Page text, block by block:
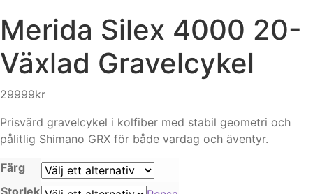
Merida Silex 4000 20-
Växlad Gravelcykel
29999kr
Prisvärd gravelcykel i kolfiber med stabil geometri och
pålitlig Shimano GRX för både vardag och äventyr.
Färg
Storlek